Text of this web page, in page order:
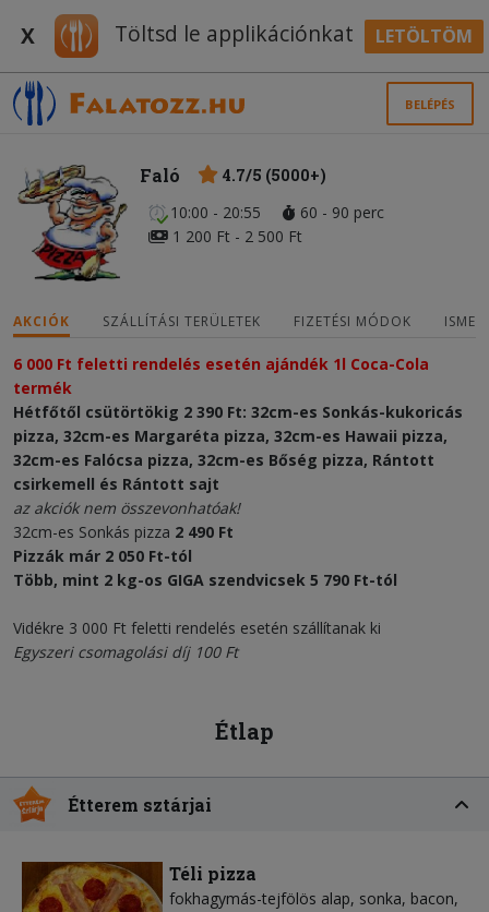
X Töltsd le applikációnkat LETÖLTÖM
BELÉPÉS
Faló
4.7/5 (5000+)
10:00 - 20:55
60 - 90 perc
1 200 Ft - 2 500 Ft
AKCIÓK SZÁLLÍTÁSI TERÜLETEK FIZETÉSI MÓDOK
6 000 Ft feletti rendelés esetén ajándék 1l Coca-Cola
termék
Hétfőtől csütörtökig 2 390 Ft: 32cm-es Sonkás-kukoricás
pizza, 32cm-es Margaréta pizza, 32cm-es Hawaii pizza,
32cm-es Falócsa pizza, 32cm-es Bőség pizza, Rántott
csirkemell és Rántott sajt
az akciók nem összevonhatóak!
32cm-es Sonkás pizza 2 490 Ft
Pizzák már 2 050 Ft-tól
Több, mint 2 kg-os GIGA szendvicsek 5 790 Ft-tól
Vidékre 3 000 Ft feletti rendelés esetén szállítanak ki
Egyszeri csomagolási díj 100 Ft
Étlap
Étterem sztárjai
Téli pizza
fokhagymás-tejfölös alap sonka bacon